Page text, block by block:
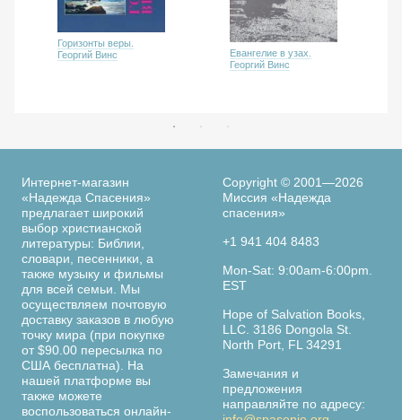
Горизонты веры.
Георгий Винс
Евангелие в узах.
Георгий Винс
Интернет-магазин
«Надежда Спасения»
предлагает широкий
выбор христианской
литературы: Библии,
словари, песенники, а
также музыку и фильмы
для всей семьи. Мы
осуществляем почтовую
доставку заказов в любую
точку мира (при покупке
от $90.00 пересылка по
США бесплатна). На
нашей платформе вы
также можете
воспользоваться онлайн-
Copyright © 2001—2026
Миссия «Надежда
спасения»
+1 941 404 8483
Mon-Sat: 9:00am-6:00pm.
EST
Hope of Salvation Books,
LLC. 3186 Dongola St.
North Port, FL 34291
Замечания и
предложения
направляйте по адресу: